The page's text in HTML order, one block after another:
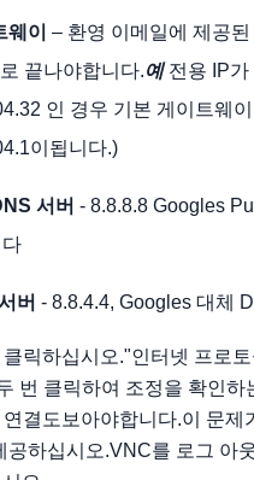
이 – 환영 이메일에 제공된
끝나야합니다.예전용 IP가
인 경우 기본 게이트웨
이됩니다.)
서버 - 8.8.8.8 Googles
버 - 8.8.4.4, Googles 대체
릭하십시오."인터넷 프로
번 클릭하여 조정을 확인하
결도보아야합니다.이 문제
공하십시오.VNC를 로그 아